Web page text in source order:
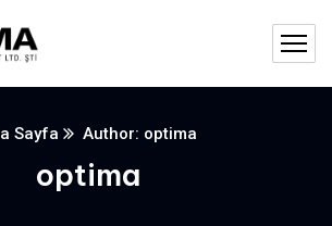
Sayfa Author: optima
optima